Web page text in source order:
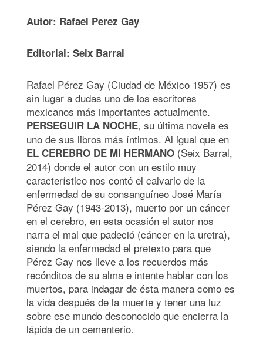
Autor: Rafael Perez Gay
Editorial: Seix Barral
Rafael Pérez Gay (Ciudad de México 1957) es
sin lugar a dudas uno de los escritores
mexicanos más importantes actualmente.
PERSEGUIR LA NOCHE, su última novela es
uno de sus libros más íntimos. Al igual que en
EL CEREBRO DE MI HERMANO (Seix Barral,
2014) donde el autor con un estilo muy
característico nos contó el calvario de la
enfermedad de su consanguíneo José María
Pérez Gay (1943-2013), muerto por un cáncer
en el cerebro, en esta ocasión el autor nos
narra el mal que padeció (cáncer en la uretra),
siendo la enfermedad el pretexto para que
Pérez Gay nos lleve a los recuerdos más
recónditos de su alma e intente hablar con los
muertos, para indagar de ésta manera como es
la vida después de la muerte y tener una luz
sobre ese mundo desconocido que encierra la
lápida de un cementerio.